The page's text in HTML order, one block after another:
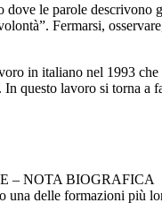
dove le parole descrivono
Fermarsi,
in italiano nel 1993 che
In questo lavoro si torna a
– NOTA BIOGRAFICA
una delle formazioni più